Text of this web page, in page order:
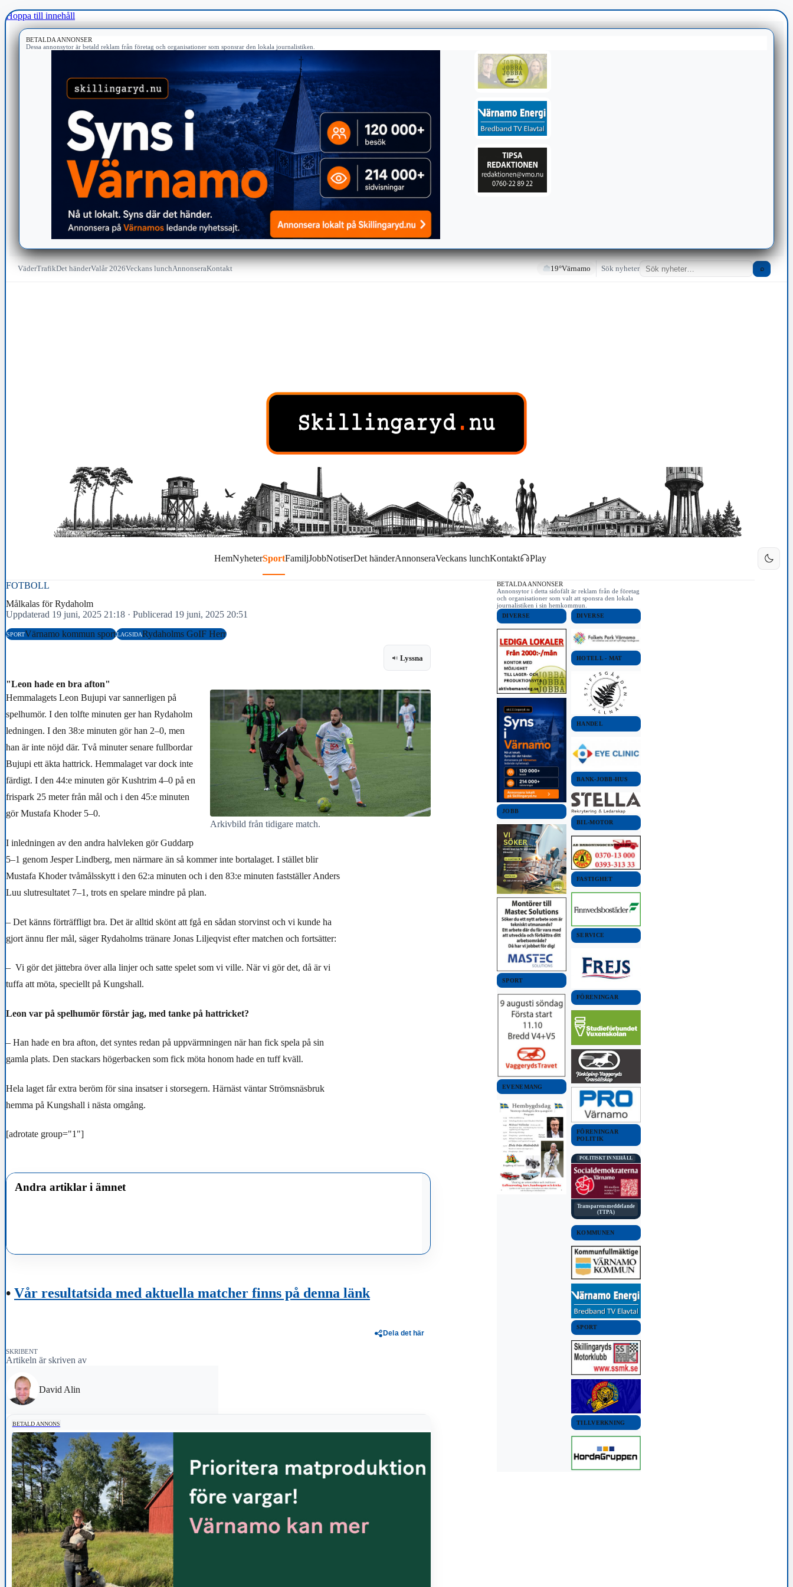
Hoppa till innehåll
BETALDA ANNONSER
Dessa annonsytor är betald reklam från företag och organisationer som sponsrar den lokala journalistiken.
VäderTrafikDet händerValår 2026Veckans lunchAnnonseraKontakt 19°Värnamo Sök nyheter ⌕
HemNyheterSportFamiljJobbNotiserDet händerAnnonseraVeckans lunchKontakt Play
FOTBOLL
Målkalas för Rydaholm
Uppdaterad 19 juni, 2025 21:18 · Publicerad 19 juni, 2025 20:51
SPORTVärnamo kommun sportLAGSIDARydaholms GoIF Herr
Lyssna
"Leon hade en bra afton"
Arkivbild från tidigare match.
Hemmalagets Leon Bujupi var sannerligen på
spelhumör. I den tolfte minuten ger han Rydaholm
ledningen. I den 38:e minuten gör han 2–0, men
han är inte nöjd där. Två minuter senare fullbordar
Bujupi ett äkta hattrick. Hemmalaget var dock inte
färdigt. I den 44:e minuten gör Kushtrim 4–0 på en
frispark 25 meter från mål och i den 45:e minuten
gör Mustafa Khoder 5–0.
I inledningen av den andra halvleken gör Guddarp
5–1 genom Jesper Lindberg, men närmare än så kommer inte bortalaget. I stället blir
Mustafa Khoder tvåmålsskytt i den 62:a minuten och i den 83:e minuten fastställer Anders
Luu slutresultatet 7–1, trots en spelare mindre på plan.
– Det känns förträffligt bra. Det är alltid skönt att fgå en sådan storvinst och vi kunde ha
gjort ännu fler mål, säger Rydaholms tränare Jonas Liljeqvist efter matchen och fortsätter:
– Vi gör det jättebra över alla linjer och satte spelet som vi ville. När vi gör det, då är vi
tuffa att möta, speciellt på Kungshall.
Leon var på spelhumör förstår jag, med tanke på hattricket?
– Han hade en bra afton, det syntes redan på uppvärmningen när han fick spela på sin
gamla plats. Den stackars högerbacken som fick möta honom hade en tuff kväll.
Hela laget får extra beröm för sina insatser i storsegern. Härnäst väntar Strömsnäsbruk
hemma på Kungshall i nästa omgång.
[adrotate group="1"]
Andra artiklar i ämnet
• Vår resultatsida med aktuella matcher finns på denna länk
Dela det här
SKRIBENT
Artikeln är skriven av
David Alin
BETALD ANNONS
BETALDA ANNONSER
Annonsytor i detta sidofält är reklam från de företag
och organisationer som valt att sponsra den lokala
journalistiken i sin hemkommun.
DIVERSE
JOBB
SPORT
EVENEMANG
DIVERSE
HOTELL - MAT
HANDEL
BANK-JOBB-HUS
BIL-MOTOR
FASTIGHET
SERVICE
FÖRENINGAR
FÖRENINGAR
POLITIK
POLITISKT INNEHÅLL
Transparensmeddelande
(TTPA)
KOMMUNEN
SPORT
TILLVERKNING